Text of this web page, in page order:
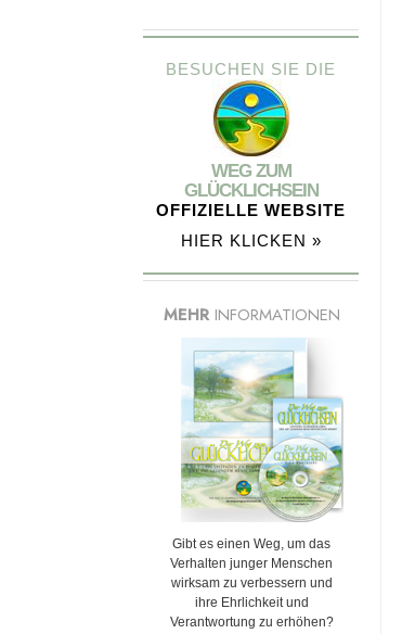
BESUCHEN SIE DIE
WEG ZUM
GLÜCKLICHSEIN
OFFIZIELLE WEBSITE
HIER KLICKEN »
MEHR INFORMATIONEN
Gibt es einen Weg, um das
Verhalten junger Menschen
wirksam zu verbessern und
ihre Ehrlichkeit und
Verantwortung zu erhöhen?